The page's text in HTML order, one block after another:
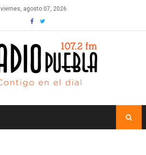
viernes, agosto 07, 2026